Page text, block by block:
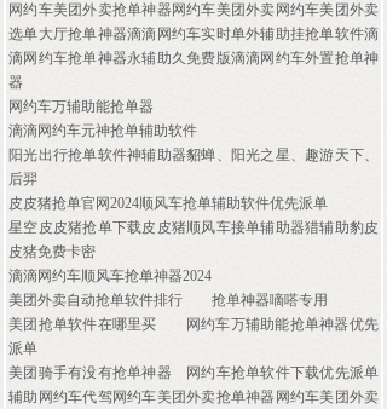
网约车美团外卖抢单神器网约车美团外卖网约车美团外卖
选单大厅抢单神器滴滴网约车实时单外辅助挂抢单软件滴
滴网约车抢单神器永辅助久免费版滴滴网约车外置抢单神
器
网约车万辅助能抢单器
滴滴网约车元神抢单辅助软件
阳光出行抢单软件神辅助器貂蝉、阳光之星、趣游天下、
后羿
皮皮猪抢单官网2024顺风车抢单辅助软件优先派单
星空皮皮猪抢单下载皮皮猪顺风车接单辅助器猎辅助豹皮
皮猪免费卡密
滴滴网约车顺风车抢单神器2024
美团外卖自动抢单软件排行
抢单神器嘀嗒专用
美团抢单软件在哪里买
网约车万辅助能抢单神器优先
派单
美团骑手有没有抢单神器
网约车抢单软件下载优先派单
辅助网约车代驾网约车美团外卖抢单神器网约车美团外卖